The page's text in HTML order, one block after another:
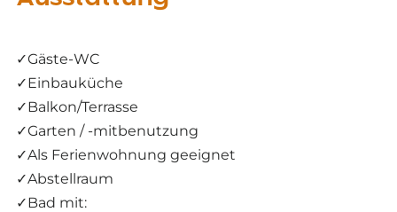
✓Gäste-WC
✓Einbauküche
✓Balkon/Terrasse
✓Garten / -mitbenutzung
✓Als Ferienwohnung geeignet
✓Abstellraum
✓Bad mit: